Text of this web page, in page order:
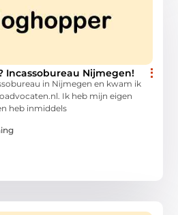
Incassobureau Nijmegen!
in Nijmegen en kwam ik
Ik heb mijn eigen
heb inmiddels